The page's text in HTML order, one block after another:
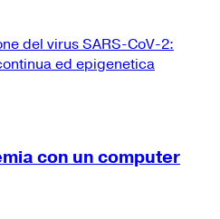
del virus SARS-CoV-2:
ed epigenetica
con un computer